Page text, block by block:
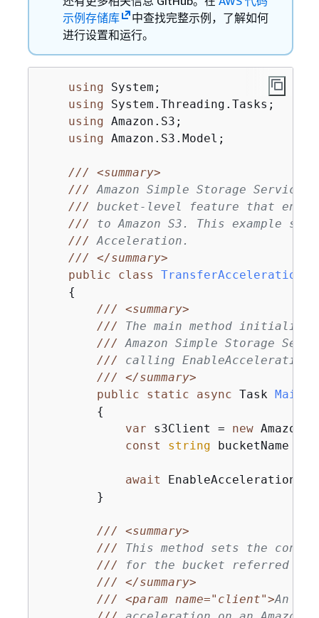
示例存储库
中查找完整示例，了解如何
进行设置和运行。
using System;
using System.Threading.Tasks;
using Amazon.S3;
using Amazon.S3.Model;
///
<summary>
/// Amazon Simple Storage
/// bucket-level feature that
/// to Amazon S3. This example
/// Acceleration.
///
</summary>
public
class
TransferAcceleration
{
///
<summary>
/// The main method
/// Amazon Simple Storage
/// calling
///
</summary>
public
static async Task Main
{
var s3Client = new
const
string bucketName =
await
        }
///
<summary>
/// This method sets the
/// for the bucket referred to
///
</summary>
///
<param name="client">An